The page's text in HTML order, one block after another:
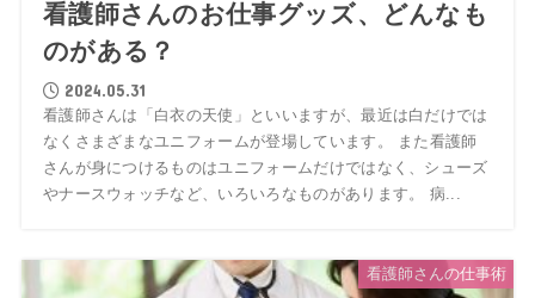
看護師さんのお仕事グッズ、どんなも
のがある？
2024.05.31
看護師さんは「白衣の天使」といいますが、最近は白だけでは
なくさまざまなユニフォームが登場しています。 また看護師
さんが身につけるものはユニフォームだけではなく、シューズ
やナースウォッチなど、いろいろなものがあります。 病...
看護師さんの仕事術